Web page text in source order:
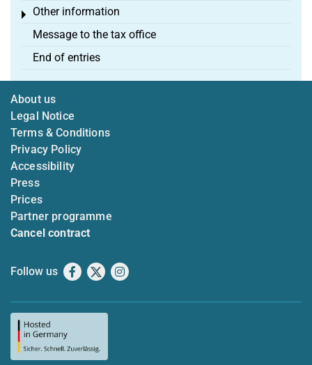
Other information
Toggle menu
Message to the tax office
End of entries
About us
Legal Notice
Terms & Conditions
Privacy Policy
Accessibility
Press
Prices
Partner programme
Cancel contract
Follow us Facebook
X Instagram